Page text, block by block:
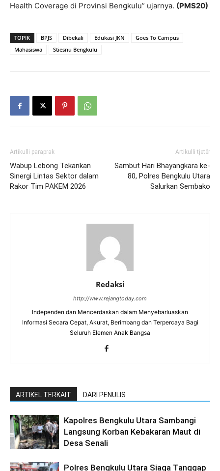
Health Coverage di Provinsi Bengkulu” ujarnya. (PMS20)
TOPIK BPJS Dibekali Edukasi JKN
Goes To Campus
Mahasiswa
Stiesnu Bengkulu
Artikulli paraprak
Wabup Lebong Tekankan
Sinergi Lintas Sektor dalam
Rakor Tim PAKEM 2026
Artikulli tjetër
Sambut Hari Bhayangkara ke-
80, Polres Bengkulu Utara
Salurkan Sembako
Redaksi
http://www.rejangtoday.com
Independen dan Mencerdaskan dalam Menyebarluaskan
Informasi Secara Cepat, Akurat, Berimbang dan Terpercaya Bagi
Seluruh Elemen Anak Bangsa
ARTIKEL TERKAIT DARI PENULIS
Kapolres Bengkulu Utara Sambangi
Langsung Korban Kebakaran Maut di
Desa Senali
Polres Bengkulu Utara Siaga Tanggap